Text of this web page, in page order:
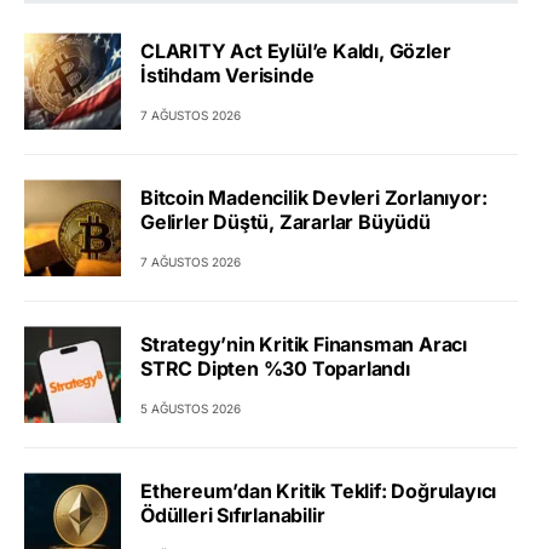
CLARITY Act Eylül’e Kaldı, Gözler
İstihdam Verisinde
7 AĞUSTOS 2026
Bitcoin Madencilik Devleri Zorlanıyor:
Gelirler Düştü, Zararlar Büyüdü
7 AĞUSTOS 2026
Strategy’nin Kritik Finansman Aracı
STRC Dipten %30 Toparlandı
5 AĞUSTOS 2026
Ethereum’dan Kritik Teklif: Doğrulayıcı
Ödülleri Sıfırlanabilir